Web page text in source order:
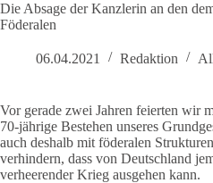
Die Absage der Kanzlerin an den
Föderalen
06.04.2021 Redaktion
Vor gerade zwei Jahren feierten wir
70-jährige Bestehen unseres
auch deshalb mit föderalen
verhindern, dass von Deutschland
verheerender Krieg ausgehen kann.